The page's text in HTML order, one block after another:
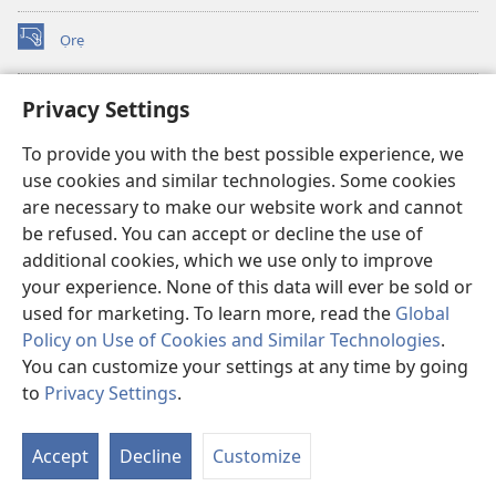
Privacy Settings
To provide you with the best possible experience, we
use cookies and similar technologies. Some cookies
are necessary to make our website work and cannot
be refused. You can accept or decline the use of
additional cookies, which we use only to improve
your experience. None of this data will ever be sold or
used for marketing. To learn more, read the Global
Policy on Use of Cookies and Similar Technologies.
You can customize your settings at any time by going
to Privacy Settings.
Accept Decline Customize
Ọrẹ
(opens
new
ÀKÁ ÌWÉ ORÍ ÍŃTÁNẸ́Ẹ̀TÌ TI Watchtower™
(opens
window)JW Hub
(opens
new
window)JW Library
Watchtower Library ®
Copyright© 2026 Watch Tower Bible and Tract Society of Pennsylvania.
ÀDÉHÙN LÍLO ÌKÀNNÌ